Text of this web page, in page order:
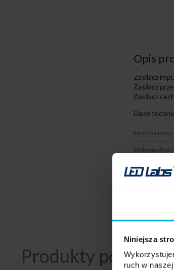
Niniejsza
ruch w
Opis
Zasilacz
Zasilacz
Zasilacz
Dane
Moc zasilacza
Maksymalne
Napięcie pracy
Produkty